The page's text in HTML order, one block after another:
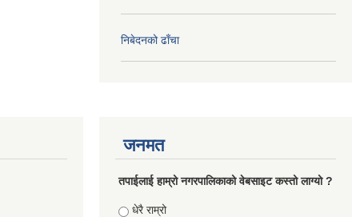
निबेदनको ढाँचा
जनमत
तपाईलाई हाम्रो नगरपालिकाको वेबसाइट कस्तो लाग्यो ?
Choices
धेरै राम्रो